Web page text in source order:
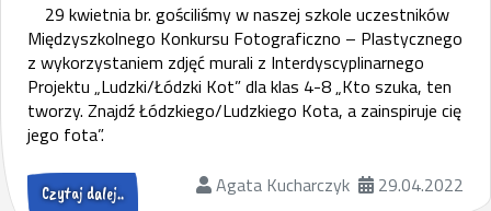
29 kwietnia br. gościliśmy w naszej szkole uczestników
Międzyszkolnego Konkursu Fotograficzno – Plastycznego
z wykorzystaniem zdjęć murali z Interdyscyplinarnego
Projektu „Ludzki/Łódzki Kot” dla klas 4-8 „Kto szuka, ten
tworzy. Znajdź Łódzkiego/Ludzkiego Kota, a zainspiruje cię
jego fota”.
Czytaj dalej.. Agata Kucharczyk 29.04.2022